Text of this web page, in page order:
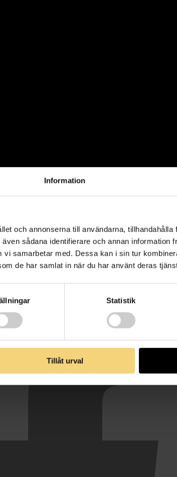
Information
och annonserna till användarna,
sådana identifierare och annan information
samarbetar med. Dessa kan i sin tur
de har samlat in när du har använt deras
Statistik
Tillåt urval